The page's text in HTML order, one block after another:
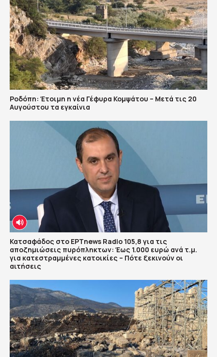
Ροδόπη: Έτοιμη η νέα Γέφυρα Κομψάτου – Μετά τις 20
Αυγούστου τα εγκαίνια
Κατσαφάδος στο ΕΡΤnews Radio 105,8 για τις
αποζημιώσεις πυρόπληκτων: Έως 1.000 ευρώ ανά τ.μ.
για κατεστραμμένες κατοικίες – Πότε ξεκινούν οι
αιτήσεις